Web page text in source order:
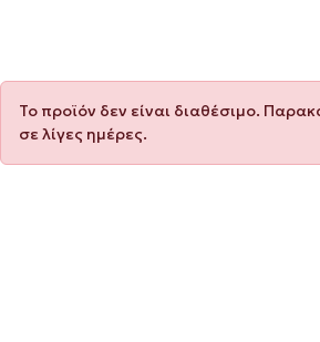
Το προϊόν δεν είναι διαθέσιμο.
σε λίγες ημέρες.